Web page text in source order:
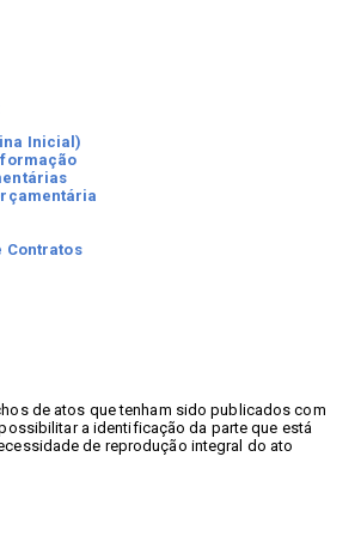
Inicial)
Contratos
de atos que tenham sido publicados com
a identificação da parte que está
de reprodução integral do ato